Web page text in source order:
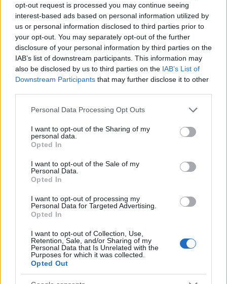
opt-out request is processed you may continue seeing
interest-based ads based on personal information utilized by
us or personal information disclosed to third parties prior to
your opt-out. You may separately opt-out of the further
disclosure of your personal information by third parties on the
IAB’s list of downstream participants. This information may
also be disclosed by us to third parties on the IAB’s List of
Downstream Participants that may further disclose it to other
Please note that this website/app uses one or more Google
not limited to your visit or usage behaviour. You may click to
grant or deny consent to Google and its third-party tags to
use your data for below specified purposes in below Google
consent section.
Personal Data Processing Opt Outs
I want to opt-out of the Sharing of my
personal data.
Opted In
I want to opt-out of the Sale of my
Personal Data.
Opted In
I want to opt-out of processing my
Personal Data for Targeted Advertising.
Opted In
I want to opt-out of Collection, Use,
Retention, Sale, and/or Sharing of my
Personal Data that Is Unrelated with the
Purposes for which it was collected.
Opted Out
Petrolio in calo, Brent a 88.9 USD dopo un ribasso del 8.3%
Andrea Innocenti · 7 Ago 2026
NEWS